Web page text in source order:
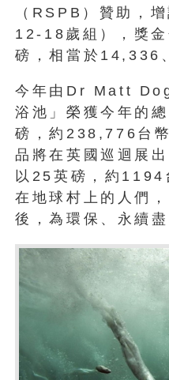
（RSPB）贊助，
12-18歲組），獎
磅，相當於14,336
今年由Dr Matt
浴池」榮獲今年的
磅，約238,776台
品將在英國巡迴展
以25英磅，約1194
在地球村上的人們
後，為環保、永續盡